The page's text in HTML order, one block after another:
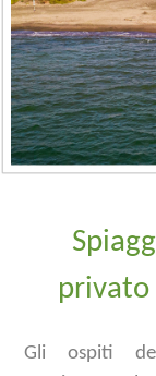
privato
Gli ospiti